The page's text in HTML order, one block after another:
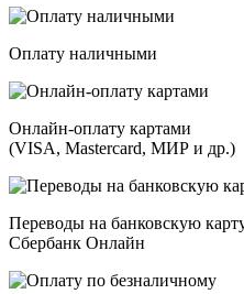
Оплату наличными
Онлайн-оплату картами
(VISA, Mastercard, МИР и др.)
Переводы на банковскую
Сбербанк Онлайн